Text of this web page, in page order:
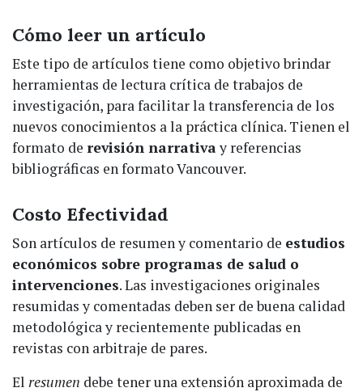
Cómo leer un artículo
Este tipo de artículos tiene como objetivo brindar
herramientas de lectura crítica de trabajos de
investigación, para facilitar la transferencia de los
nuevos conocimientos a la práctica clínica. Tienen el
formato de revisión narrativa y referencias
bibliográficas en formato Vancouver.
Costo Efectividad
Son artículos de resumen y comentario de estudios
económicos sobre programas de salud o
intervenciones. Las investigaciones originales
resumidas y comentadas deben ser de buena calidad
metodológica y recientemente publicadas en
revistas con arbitraje de pares.
El resumen debe tener una extensión aproximada de